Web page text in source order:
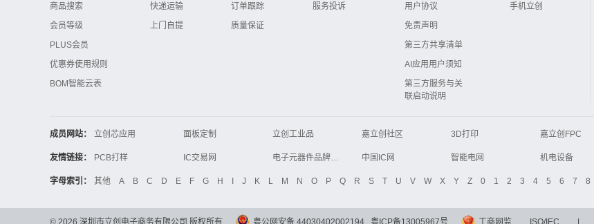
商品搜索
会员等级
PLUS会员
优惠券使用规则
BOM智能云表
快递运输
上门自提
订单跟踪
质量保证
服务投诉
用户协议
免责声明
第三方共享清单
AI应用用户须知
第三方服务与关
联启动说明
手机立创
成员网站： 立创芯应用 面板定制 立创工业品 嘉立创社区 3D打印 嘉立创FPC
立创电子设计大赛
立创开源硬件 ZXHPCB
友情链接： PCB打样 IC交易网 中国IC网 智能电网 机电设备
电子技术应用
21icsearch 电子展 液晶屏交易中心 中国包装网 电子元器件查询
字母索引： 其他 A B C D E F G H I J K L M N O P Q R S T U V W X Y Z 0 1 2 3 4 5 6 7 8
© 2026 深圳市立创电子商务有限公司 版权所有 粤公网安备 44030402002194 粤ICP备13005967号 工商网监 ISO/IEC |